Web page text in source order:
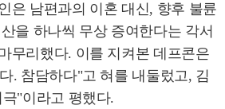
은 남편과의 이혼 대신, 향후 불륜
을 하나씩 무상 증여한다는 각서
무리했다. 이를 지켜본 데프콘은
. 참담하다"고 혀를 내둘렀고, 김
"이라고 평했다.